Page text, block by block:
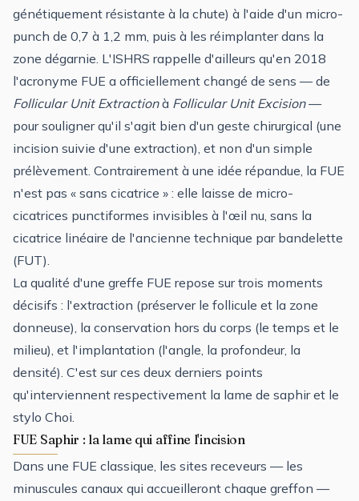
génétiquement résistante à la chute) à l'aide d'un micro-
punch de 0,7 à 1,2 mm, puis à les réimplanter dans la
zone dégarnie. L'ISHRS rappelle d'ailleurs qu'en 2018
l'acronyme FUE a officiellement changé de sens — de
Follicular Unit Extractionà Follicular Unit Excision—
pour souligner qu'il s'agit bien d'un geste chirurgical (une
incision suivie d'une extraction), et non d'un simple
prélèvement. Contrairement à une idée répandue, la FUE
n'est pas « sans cicatrice » : elle laisse de micro-
cicatrices punctiformes invisibles à l'œil nu, sans la
cicatrice linéaire de l'ancienne technique par bandelette
(FUT).
La qualité d'une greffe FUE repose sur trois moments
décisifs : l'extraction (préserver le follicule et la zone
donneuse), la conservation hors du corps (le temps et le
milieu), et l'implantation (l'angle, la profondeur, la
densité). C'est sur ces deux derniers points
qu'interviennent respectivement la lame de saphir et le
stylo Choi.
FUE Saphir : la lame qui affine l'incision
Dans une FUE classique, les sites receveurs — les
minuscules canaux qui accueilleront chaque greffon —